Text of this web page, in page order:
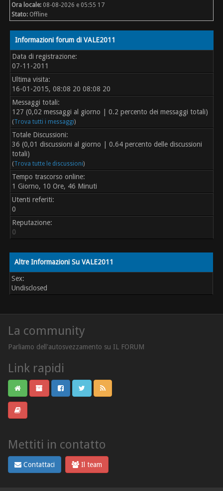
Ora locale: 08-08-2026 e 05:55 17
Stato: Offline
Informazioni forum di VALE2011
Data di registrazione:
07-11-2011
Ultima visita:
16-01-2015, 08:08 20 08:08 20
Messaggi totali:
127 (0,02 messaggi al giorno | 0.2 percento dei messaggi totali)
(Trova tutti i messaggi)
Totale Discussioni:
36 (0,01 discussioni al giorno | 0.64 percento delle discussioni
totali)
(Trova tutte le discussioni)
Tempo trascorso online:
1 Giorno, 10 Ore, 46 Minuti
Utenti referiti:
0
Reputazione:
0
Altre Informazioni Su VALE2011
Sex:
Undisclosed
La community
Parliamo dell'autosvezzamento su IL FORUM
Link rapidi
Mettiti in contatto
Contattaci Il team